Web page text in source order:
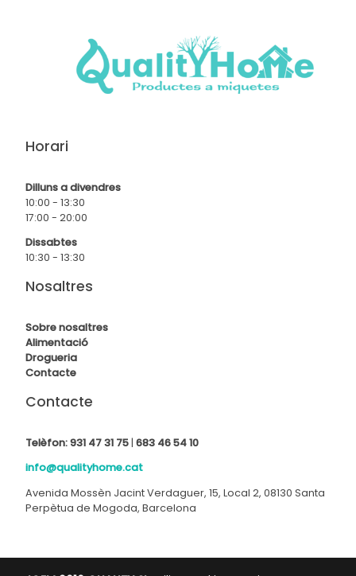
Horari
Dilluns a divendres
10:00 - 13:30
17:00 - 20:00
Dissabtes
10:30 - 13:30
Nosaltres
Sobre nosaltres
Alimentació
Drogueria
Contacte
Contacte
Telèfon:931 47 31 75 | 683 46 54 10
info@qualityhome.cat
Avenida Mossèn Jacint Verdaguer, 15, Local 2, 08130 Santa
Perpètua de Mogoda, Barcelona